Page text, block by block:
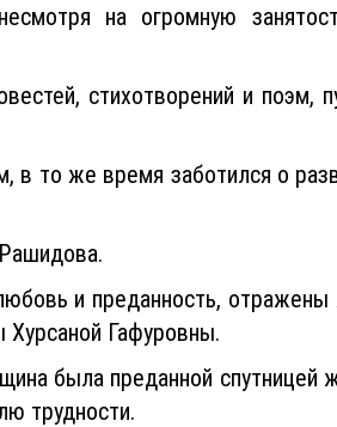
на огромную
стихотворений и поэм,
то же время заботился о
и преданность,
Хурсаной Гафуровны.
была преданной
трудности.